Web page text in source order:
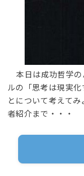
本日は成功哲学の
ルの「思考は現実
とについて考えて
者紹介まで・・